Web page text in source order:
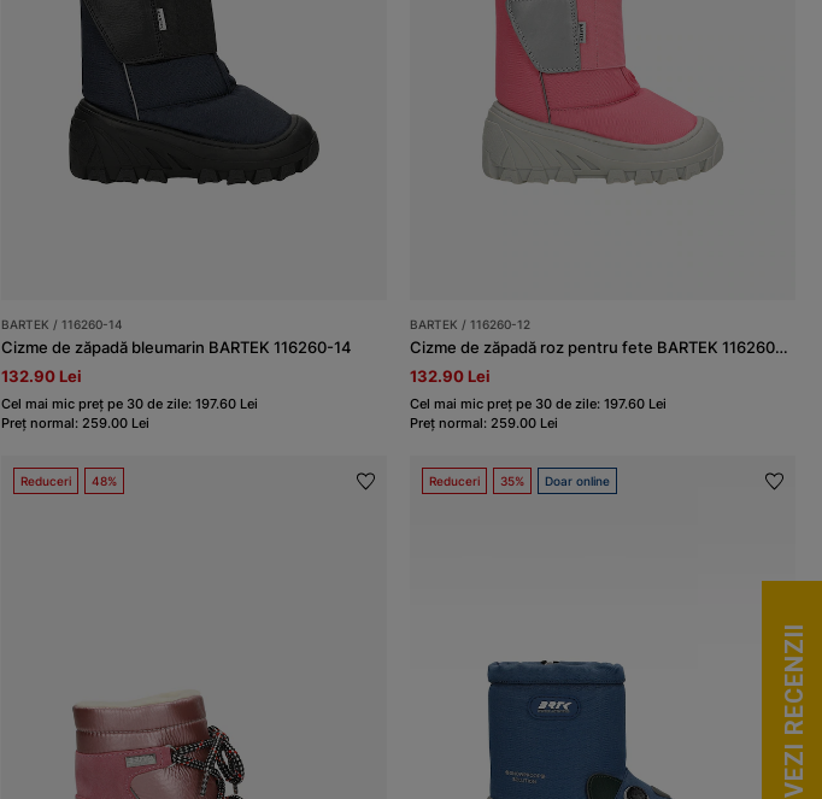
BARTEK / 116260-14
Cizme de zăpadă bleumarin BARTEK 116260-14
132.90 Lei
Cel mai mic preț pe 30 de zile: 197.60 Lei
Preț normal: 259.00 Lei
BARTEK / 116260-12
Cizme de zăpadă roz pentru fete BARTEK 116260-12
132.90 Lei
Cel mai mic preț pe 30 de zile: 197.60 Lei
Preț normal: 259.00 Lei
Reduceri 48% Reduceri 35% Doar online
VEZI RECENZII